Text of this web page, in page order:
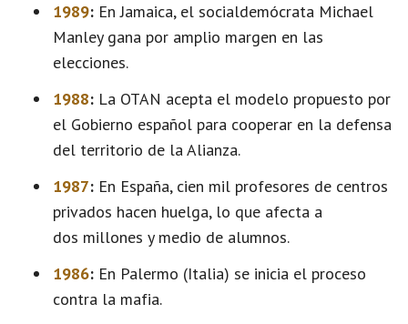
1989: En Jamaica, el socialdemócrata Michael
Manley gana por amplio margen en las
elecciones.
1988: La OTAN acepta el modelo propuesto por
el Gobierno español para cooperar en la defensa
del territorio de la Alianza.
1987: En España, cien mil profesores de centros
privados hacen huelga, lo que afecta a
dos millones y medio de alumnos.
1986: En Palermo (Italia) se inicia el proceso
contra la mafia.